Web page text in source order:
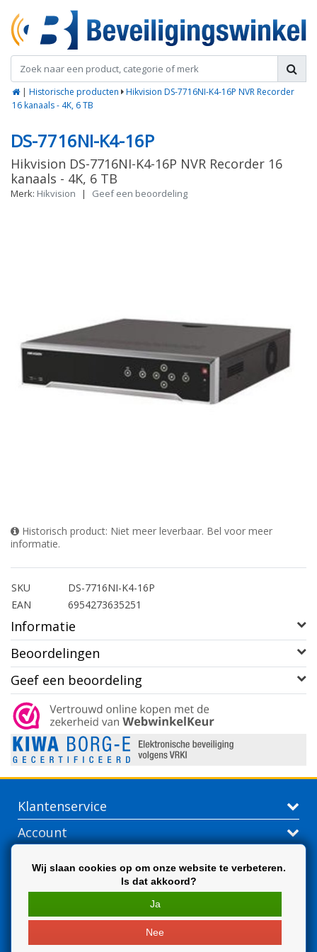
| Historische producten
Hikvision DS-7716NI-K4-16P NVR Recorder
16 kanaals - 4K, 6 TB
DS-7716NI-K4-16P
Hikvision DS-7716NI-K4-16P NVR Recorder 16
kanaals - 4K, 6 TB
Merk: Hikvision | Geef een beoordeling
Historisch product: Niet meer leverbaar. Bel voor meer
informatie.
SKU
DS-7716NI-K4-16P
EAN
6954273635251
Informatie
Beoordelingen
Geef een beoordeling
Klantenservice
Account
Wij slaan cookies op om onze website te verbeteren.
Is dat akkoord?
Ja
Nee